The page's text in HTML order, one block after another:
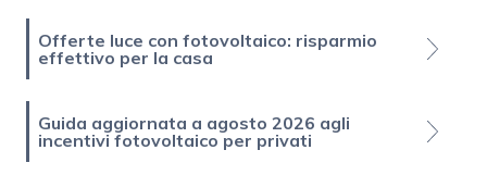
Offerte luce con fotovoltaico: risparmio
effettivo per la casa
Guida aggiornata a agosto 2026 agli
incentivi fotovoltaico per privati